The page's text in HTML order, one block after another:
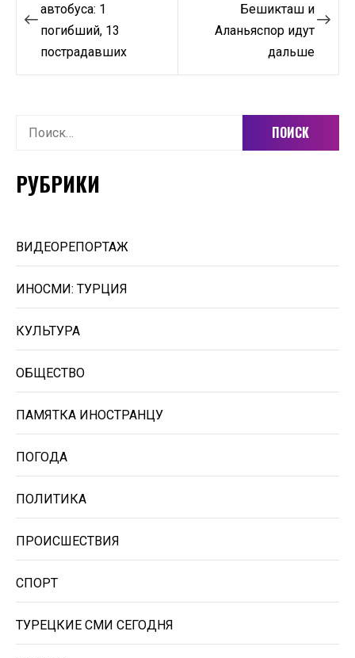
по
записям
автобуса: 1
погибший, 13
пострадавших
Бешикташ и
Аланьяспор идут
дальше
Найти:
РУБРИКИ
ВИДЕОРЕПОРТАЖ
ИНОСМИ: ТУРЦИЯ
КУЛЬТУРА
ОБЩЕСТВО
ПАМЯТКА ИНОСТРАНЦУ
ПОГОДА
ПОЛИТИКА
ПРОИСШЕСТВИЯ
СПОРТ
ТУРЕЦКИЕ СМИ СЕГОДНЯ